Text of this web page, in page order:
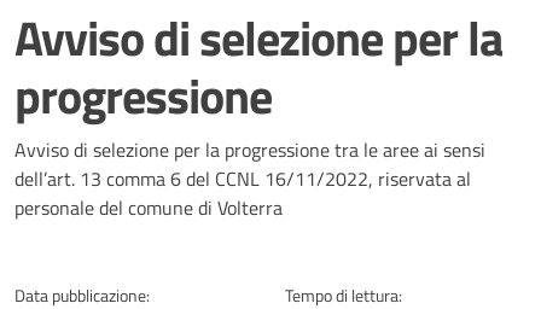
Avviso di selezione per la
progressione
Dettagli della notizia
Avviso di selezione per la progressione tra le aree ai sensi
dell’art. 13 comma 6 del CCNL 16/11/2022, riservata al
personale del comune di Volterra
Data pubblicazione:
Tempo di lettura: